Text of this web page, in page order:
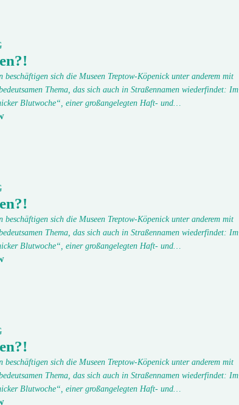
beschäftigen sich die Museen Treptow-Köpenick unter anderem mit
Thema, das sich auch in Straßennamen wiederfindet: Im
Blutwoche“, einer großangelegten Haft- und…
beschäftigen sich die Museen Treptow-Köpenick unter anderem mit
Thema, das sich auch in Straßennamen wiederfindet: Im
Blutwoche“, einer großangelegten Haft- und…
beschäftigen sich die Museen Treptow-Köpenick unter anderem mit
Thema, das sich auch in Straßennamen wiederfindet: Im
Blutwoche“, einer großangelegten Haft- und…